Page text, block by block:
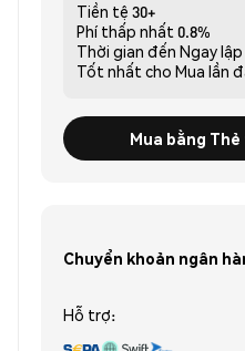
Tiền tệ 30+
Phí thấp nhất 0.8%
Thời gian đến Ngay
Tốt nhất cho Mua lần
Mua bằng
Chuyển khoản ngân
Hỗ trợ: